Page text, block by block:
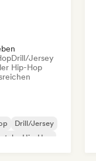
Drill/Jersey
Hip-Hop
Drill/Jersey
Hip-Hop